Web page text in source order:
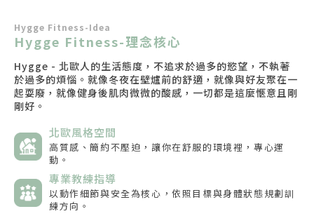
Hygge Fitness-Idea
Hygge Fitness-理念核心
Hygge - 北歐人的生活態度，不追求於過多的慾望，不執著
於過多的煩惱。就像冬夜在壁爐前的舒適，就像與好友聚在一
起耍廢，就像健身後肌肉微微的酸感，一切都是這麼愜意且剛
剛好。
北歐風格空間
高質感、簡約不壓迫，讓你在舒服的環境裡，專心運
動。
專業教練指導
以動作細節與安全為核心，依照目標與身體狀態規劃訓
練方向。